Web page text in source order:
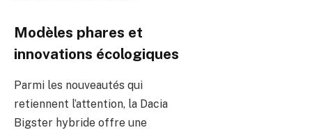
Modèles phares et
innovations écologiques
Parmi les nouveautés qui
retiennent l’attention, la Dacia
Bigster hybride offre une